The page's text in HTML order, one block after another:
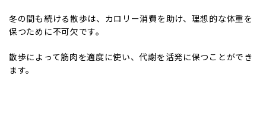
冬の間も続ける散歩は、カロリー消費を助け、理想的な体重を
保つために不可欠です。
散歩によって筋肉を適度に使い、代謝を活発に保つことができ
ます。